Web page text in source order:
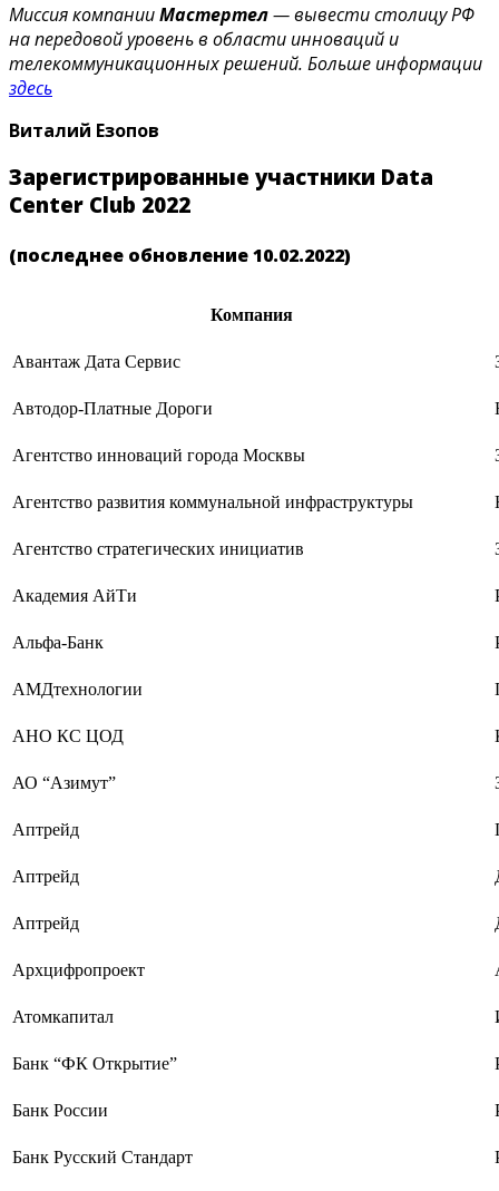
Миссия компанииМастертел— вывести столицу РФ
на передовой уровень в области инноваций и
телекоммуникационных решений. Больше информации
здесь
Виталий Езопов
Зарегистрированные участники Data
Center Club 2022
(последнее обновление 10.02.2022)
Компания
Авантаж Дата Сервис
Автодор-Платные Дороги
Агентство инноваций города Москвы
Агентство развития коммунальной инфраструктуры
Агентство стратегических инициатив
Академия АйТи
Альфа-Банк
АМДтехнологии
АНО КС ЦОД
АО “Азимут”
Аптрейд
Аптрейд
Аптрейд
Архцифропроект
Атомкапитал
Банк “ФК Открытие”
Банк России
Банк Русский Стандарт